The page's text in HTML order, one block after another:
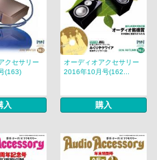
クセサリー
(163)
入
オーディオアクセサリー
2016年10月号(162...
購入